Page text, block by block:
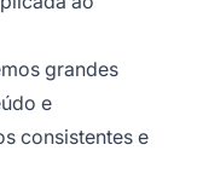
grandes
e
consistentes e